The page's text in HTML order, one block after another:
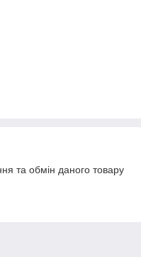
та обмін даного товару